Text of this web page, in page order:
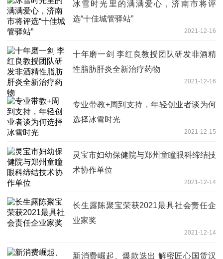
冰雪时光里的满满爱心，济南市将评
选“十佳城管驿站”
2021-12-16
十年磨一剑 李红良教授团队研发非酒精
性脂肪肝炎全新治疗药物
2021-12-16
专业带教+周到支持，年轻创业者谈为何
选择冰雪时光
2021-12-15
灵宝市妇幼保健院与郑州童瞳眼科缔结技
术协作单位
2021-12-14
长生露陈聚宝荣获2021最具社会责任企
业家奖
2021-12-14
新消费崛起、爆款迭出 解密匠心国货汉